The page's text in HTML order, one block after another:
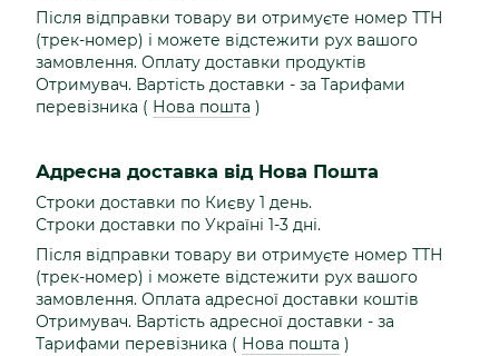
Після відправки товару ви отримуєте номер ТТН
(трек-номер) і можете відстежити рух вашого
замовлення. Оплату доставки продуктів
Отримувач. Вартість доставки - за Тарифами
перевізника ( Нова пошта )
Адресна доставка від Нова Пошта
Строки доставки по Києву 1 день.
Строки доставки по Україні 1-3 дні.
Після відправки товару ви отримуєте номер ТТН
(трек-номер) і можете відстежити рух вашого
замовлення. Оплата адресної доставки коштів
Отримувач. Вартість адресної доставки - за
Тарифами перевізника ( Нова пошта )